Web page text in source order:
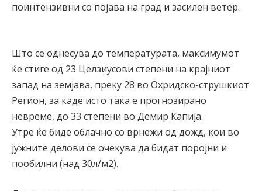
поинтензивни со појава на град и засилен ветер.
Што се однесува до температурата, максимумот
ќе стиге од 23 Целзиусови степени на крајниот
запад на земјава, преку 28 во Охридско-струшкиот
Регион, за каде исто така е прогнозирано
невреме, до 33 степени во Демир Капија.
Утре ќе биде облачно со врнежи од дожд, кои во
јужните делови се очекува да бидат поројни и
пообилни (над 30л/м2).